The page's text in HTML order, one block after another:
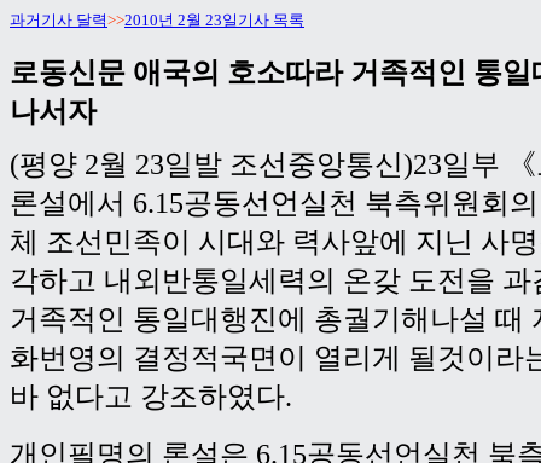
과거기사 달력>>2010년 2월 23일기사 목록
로동신문 애국의 호소따라 거족적인 통
나서자
(평양 2월 23일발 조선중앙통신)23일부
론설에서 6.15공동선언실천 북측위원회
체 조선민족이 시대와 력사앞에 지닌 사
각하고 내외반통일세력의 온갖 도전을
거족적인 통일대행진에 총궐기해나설 때
화번영의 결정적국면이 열리게 될것이라
바 없다고 강조하였다.
개인필명의 론설은 6.15공동선언실천 북